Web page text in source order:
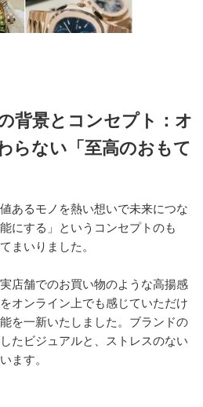
背景とコンセプト：オ
らない「至高のおもて
あるモノを熱い想いで未来につな
にする」というコンセプトのも
まいりました。
店舗でのお買い物のような高揚感
オンライン上でも感じていただけ
を一新いたしました。ブランドの
たビジュアルと、ストレスのない
ます。